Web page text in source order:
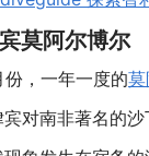
莫阿尔博尔
份，一年一度的
对南非著名的